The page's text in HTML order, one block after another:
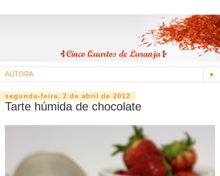
▼
segunda-feira, 2 de abril de 2012
Tarte húmida de chocolate